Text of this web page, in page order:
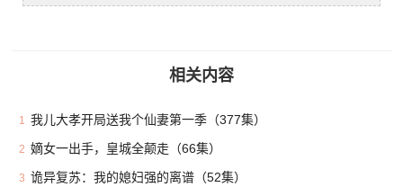
相关内容
1 我儿大孝开局送我个仙妻第一季（377集）
2 嫡女一出手，皇城全颠走（66集）
3 诡异复苏：我的媳妇强的离谱（52集）